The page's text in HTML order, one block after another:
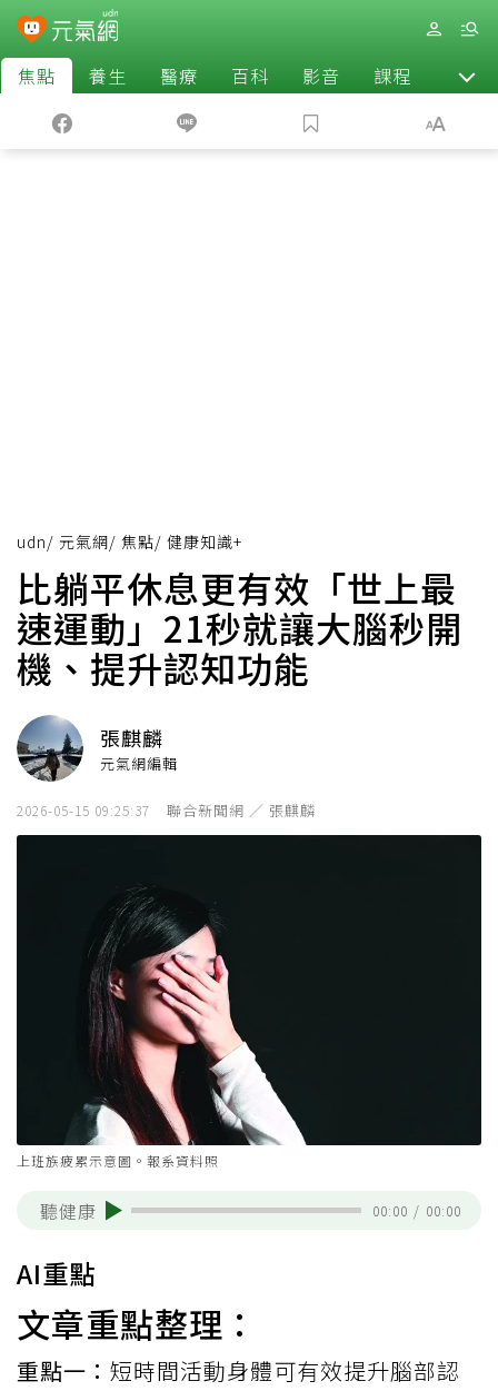
焦點 養生 醫療 百科 影音 課程 退休
udn/ 元氣網/ 焦點/ 健康知識+
比躺平休息更有效「世上最
速運動」21秒就讓大腦秒開
機、提升認知功能
張麒麟
元氣網編輯
2026-05-15 09:25:37 聯合新聞網 ／ 張麒麟
上班族疲累示意圖。報系資料照
聽健康 00:00 / 00:00
AI重點
文章重點整理：
重點一： 短時間活動身體可有效提升腦部認